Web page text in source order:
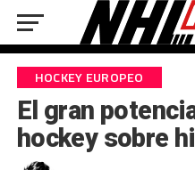
HOCKEY EUROPEO
El gran
hockey sobre